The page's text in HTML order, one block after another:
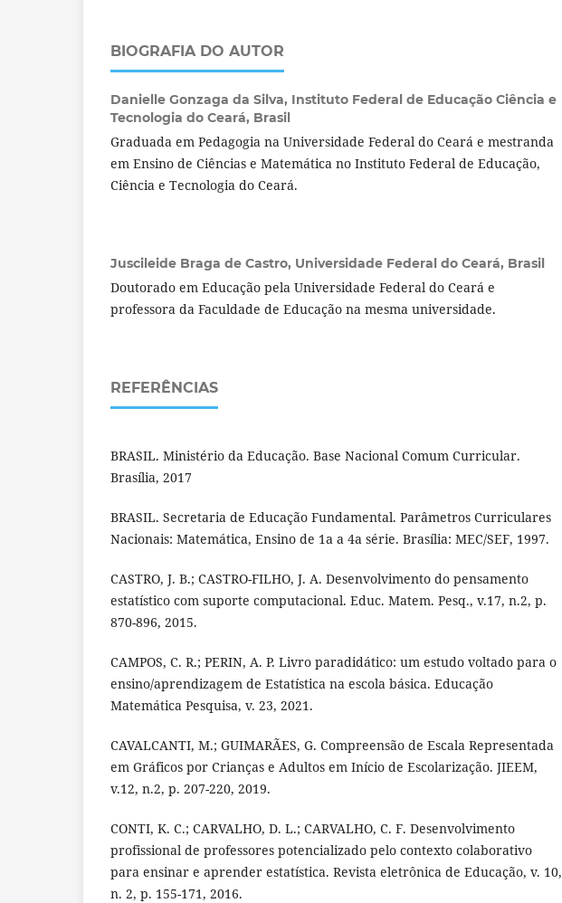
BIOGRAFIA DO AUTOR
Danielle Gonzaga da Silva, Instituto Federal de Educação Ciência e
Tecnologia do Ceará, Brasil
Graduada em Pedagogia na Universidade Federal do Ceará e mestranda
em Ensino de Ciências e Matemática no Instituto Federal de Educação,
Ciência e Tecnologia do Ceará.
Juscileide Braga de Castro, Universidade Federal do Ceará, Brasil
Doutorado em Educação pela Universidade Federal do Ceará e
professora da Faculdade de Educação na mesma universidade.
REFERÊNCIAS
BRASIL. Ministério da Educação. Base Nacional Comum Curricular.
Brasília, 2017
BRASIL. Secretaria de Educação Fundamental. Parâmetros Curriculares
Nacionais: Matemática, Ensino de 1a a 4a série. Brasília: MEC/SEF, 1997.
CASTRO, J. B.; CASTRO-FILHO, J. A. Desenvolvimento do pensamento
estatístico com suporte computacional. Educ. Matem. Pesq., v.17, n.2, p.
870-896, 2015.
CAMPOS, C. R.; PERIN, A. P. Livro paradidático: um estudo voltado para o
ensino/aprendizagem de Estatística na escola básica. Educação
Matemática Pesquisa, v. 23, 2021.
CAVALCANTI, M.; GUIMARÃES, G. Compreensão de Escala Representada
em Gráficos por Crianças e Adultos em Início de Escolarização. JIEEM,
v.12, n.2, p. 207-220, 2019.
CONTI, K. C.; CARVALHO, D. L.; CARVALHO, C. F. Desenvolvimento
profissional de professores potencializado pelo contexto colaborativo
para ensinar e aprender estatística. Revista eletrônica de Educação, v. 10,
n. 2, p. 155-171, 2016.